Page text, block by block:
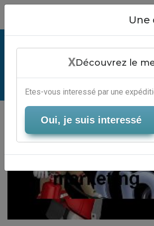
Logiciel De Marketing
Marketing 2.0
Serveur-Emailing
Une
XDécouvrez le
Etes-vous interessé par une
Oui, je suis interessé